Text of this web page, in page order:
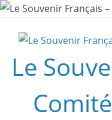
Passer
contenu
Le